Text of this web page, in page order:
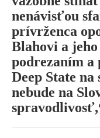
nenávisťou
prívrženca
Blahovi a
podrezaním
Deep State na
nebude na